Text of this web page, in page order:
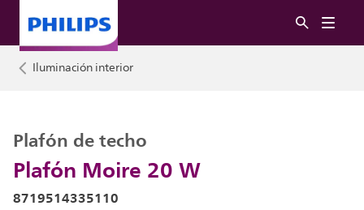
Iluminación interior
Plafón Moire 20 W
Plafón de techo
8719514335110